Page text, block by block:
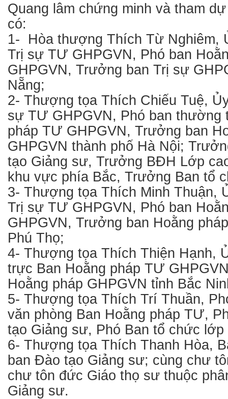
Quang lâm chứng minh và tham
có:
1- Hòa thượng Thích Từ Nghiêm,
Trị sự TƯ GHPGVN, Phó ban
GHPGVN, Trưởng ban Trị sự
Nẵng;
2- Thượng tọa Thích Chiếu Tuệ,
sự TƯ GHPGVN, Phó ban thường
pháp TƯ GHPGVN, Trưởng ban
GHPGVN thành phố Hà Nội;
tạo Giảng sư, Trưởng BĐH Lớp
khu vực phía Bắc, Trưởng Ban tổ
3- Thượng tọa Thích Minh Thuận,
Trị sự TƯ GHPGVN, Phó ban
GHPGVN, Trưởng ban Hoằng
Phú Thọ;
4- Thượng tọa Thích Thiện Hạnh,
trực Ban Hoằng pháp TƯ
Hoằng pháp GHPGVN tỉnh Bắc
5- Thượng tọa Thích Trí Thuần,
văn phòng Ban Hoằng pháp TƯ,
tạo Giảng sư, Phó Ban tổ chức lớp
6- Thượng tọa Thích Thanh Hòa,
ban Đào tạo Giảng sư; cùng chư
chư tôn đức Giáo thọ sư thuộc
Giảng sư.